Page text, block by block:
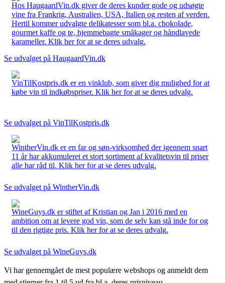
Hos HaugaardVin.dk giver de deres kunder gode og udsøgte
vine fra Frankrig, Australien, USA, Italien og resten af verden.
Hertil kommer udvalgte delikatesser som bl.a. chokolade,
gourmet kaffe og te, hjemmebagte småkager og håndlavede
karameller. Klik her for at se deres udvalg.
Se udvalget på HaugaardVin.dk
VinTilKostpris.dk er en vinklub, som giver dig mulighed for at
købe vin til indkøbspriser. Klik her for at se deres udvalg.
Se udvalget på VinTilKostpris.dk
WintherVin.dk er en far og søn-virksomhed der igennem snart
11 år har akkumuleret et stort sortiment af kvalitetsvin til priser
alle har råd til. Klik her for at se deres udvalg.
Se udvalget på WintherVin.dk
WineGuys.dk er stiftet af Kristian og Jan i 2016 med en
ambition om at levere god vin, som de selv kan stå inde for og
til den rigtige pris. Klik her for at se deres udvalg.
Se udvalget på WineGuys.dk
Vi har gennemgået de mest populære webshops og anmeldt dem